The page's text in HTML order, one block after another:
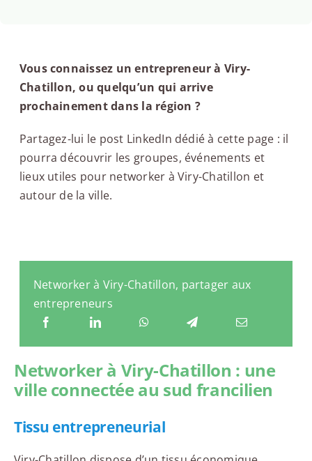
Vous connaissez un entrepreneur à Viry-
Chatillon, ou quelqu’un qui arrive
prochainement dans la région ?
Partagez-lui le post LinkedIn dédié à cette page : il
pourra découvrir les groupes, événements et
lieux utiles pour networker à Viry-Chatillon et
autour de la ville.
Networker à Viry-Chatillon, partager aux
entrepreneurs
Networker à Viry-Chatillon : une
ville connectée au sud francilien
Tissu entrepreneurial